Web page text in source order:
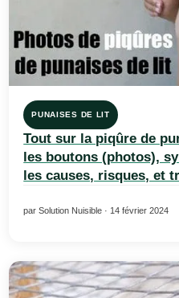
PUNAISES DE LIT
Tout sur la piqûre de
les boutons (photos),
les causes, risques, et
par Solution Nuisible · 14 février 2024